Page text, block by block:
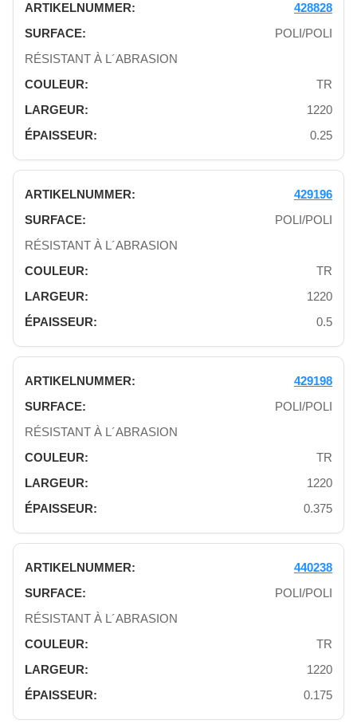
428828
POLI/POLI
RÉSISTANT À L´ABRASION
TR
1220
0.25
429196
POLI/POLI
RÉSISTANT À L´ABRASION
TR
1220
0.5
429198
POLI/POLI
RÉSISTANT À L´ABRASION
TR
1220
0.375
440238
POLI/POLI
RÉSISTANT À L´ABRASION
TR
1220
0.175